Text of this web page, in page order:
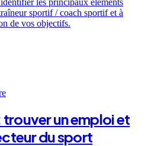
sportif / coach sportif et à
de vos objectifs.
un emploi et
du sport